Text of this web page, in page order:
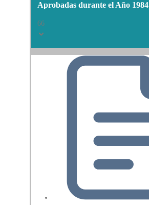
Aprobadas durante el Año 1984
66